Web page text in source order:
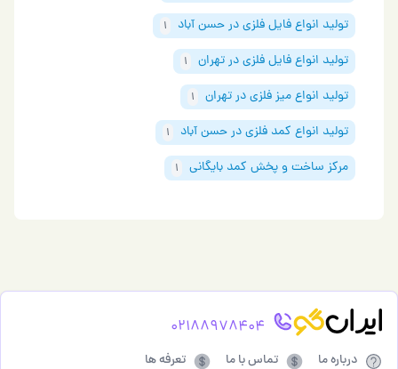
تولید انواع فایل فلزی در حسن آباد 1
تولید انواع فایل فلزی در تهران 1
تولید انواع میز فلزی در تهران 1
تولید انواع کمد فلزی در حسن آباد 1
مرکز ساخت و پخش کمد بایگانی 1
02188978404
درباره ما تماس با ما تعرفه ها